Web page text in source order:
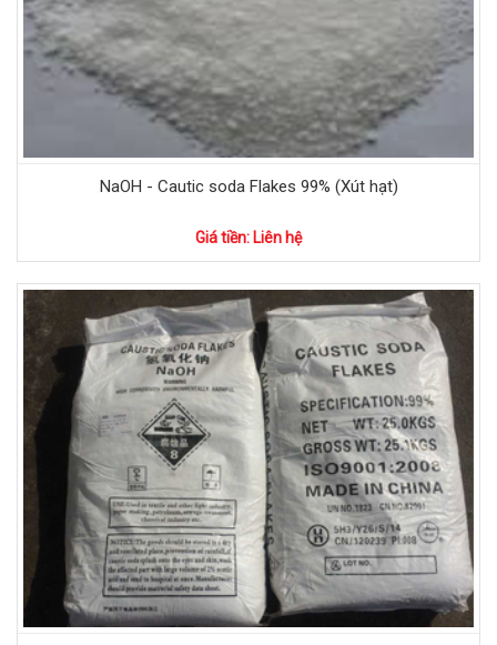
NaOH - Cautic soda Flakes 99% (Xút hạt)
Giá tiền: Liên hệ